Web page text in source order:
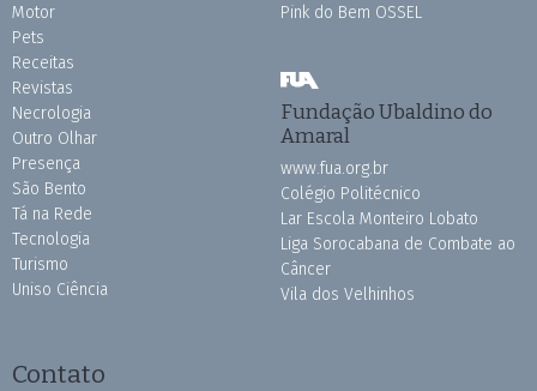
Motor
Pets
Receitas
Revistas
Necrologia
Outro Olhar
Presença
São Bento
Tá na Rede
Tecnologia
Turismo
Uniso Ciência
Pink do Bem OSSEL
Fundação Ubaldino do
Amaral
www.fua.org.br
Colégio Politécnico
Lar Escola Monteiro Lobato
Liga Sorocabana de Combate ao
Câncer
Vila dos Velhinhos
Contato